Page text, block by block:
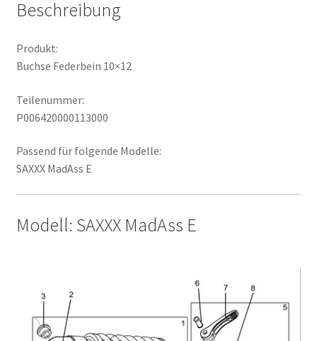
Beschreibung
Produkt:
Buchse Federbein 10×12
Teilenummer:
P006420000113000
Passend für folgende Modelle:
SAXXX MadAss E
Modell: SAXXX MadAss E